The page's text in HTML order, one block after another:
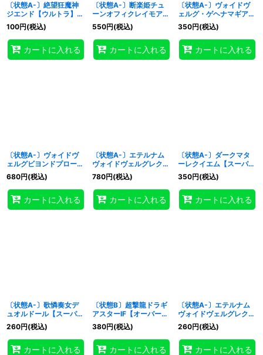
〔状態A-〕絶望狂魔神
ジエンド【ウルトラ】
{RD/ORP4-JP022}
《RDフュージョン》
100円(税込)
カートに入れる
〔状態A-〕断楽姫チュ
ーンオフィクレイモア
【スーパー】
{RD/B254-JP003}
《RDフュージョン》
550円(税込)
カートに入れる
〔状態A-〕ヴォイドヴ
ェルグ・ゲヘナマギア
【スーパー】
{RD/B254-JP009}
《RDフュージョン》
350円(税込)
カートに入れる
〔状態A-〕ヴォイドヴ
ェルグビヨンドプローブ
【シークレット】
{RD/KP24-JP031}
《RDフュージョン》
680円(税込)
カートに入れる
〔状態A-〕エテルナム
ヴォイドヴェルグレクイ
エム【オーバーラッシュ
レア】{RD/KP24-
JP032}《RDフュージョ
ン》
780円(税込)
カートに入れる
〔状態A-〕ダークマタ
ーレクイエム【スーパ
ー】{RD/KP18-JP039}
《RDフュージョン》
350円(税込)
カートに入れる
〔状態A-〕歌憐奏女デ
ュオルドール【スーパ
ー】{RD/KP23-JP043}
《RDフュージョン》
260円(税込)
カートに入れる
〔状態B〕超撃龍ドラギ
アスターIF【オーバーラ
ッシュレア】
{RD/KP23-JP040}
《RDフュージョン》
380円(税込)
カートに入れる
〔状態A-〕エテルナム
ヴォイドヴェルグレクイ
エム【シークレット】
{RD/KP24-JP032}
《RDフュージョン》
260円(税込)
カートに入れる